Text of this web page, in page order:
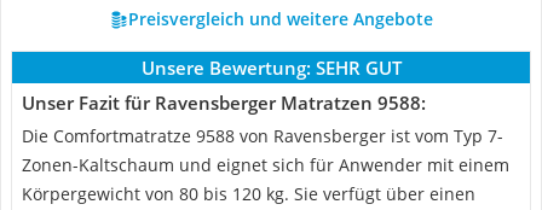
Preisvergleich und weitere Angebote
Unsere Bewertung: SEHR GUT
Unser Fazit für Ravensberger Matratzen 9588:
Die Comfortmatratze 9588 von Ravensberger ist vom Typ 7-
Zonen-Kaltschaum und eignet sich für Anwender mit einem
Körpergewicht von 80 bis 120 kg. Sie verfügt über einen